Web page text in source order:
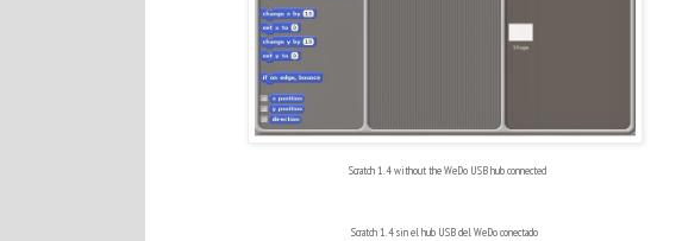
Scratch 1.4 without the WeDo USB hub connected
Scratch 1.4 sin el hub USB del WeDo conectado